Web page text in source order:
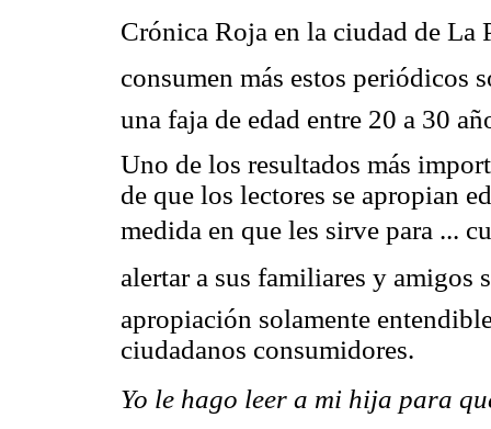
Crónica Roja en la ciudad de La
consumen más estos periódicos
una faja de edad entre 20 a 30
Uno de los resultados más
de que los lectores se apropian
medida en que les sirve para ...
alertar a sus familiares y amigos
apropiación solamente
ciudadanos consumidores.
Yo le hago leer a mi hija para